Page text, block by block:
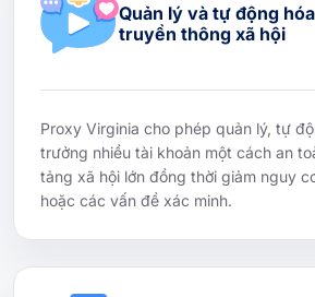
Quản lý và tự động
truyền thông xã hội
Proxy Virginia cho phép quản lý, tự
trưởng nhiều tài khoản một cách an
tảng xã hội lớn đồng thời giảm nguy
hoặc các vấn đề xác minh.